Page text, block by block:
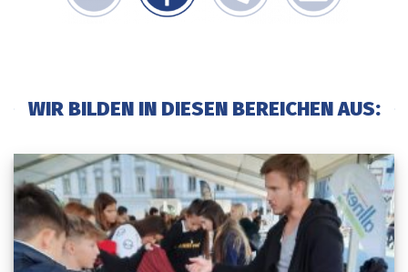
WIR BILDEN IN DIESEN BEREICHEN AUS: